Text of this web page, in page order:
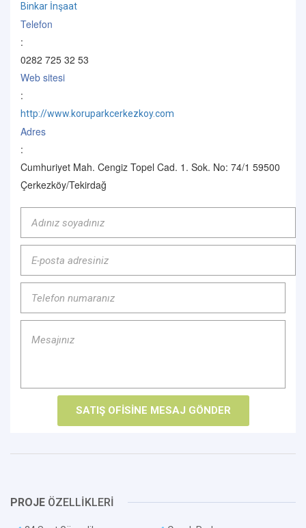
Binkar İnşaat
Telefon
:
0282 725 32 53
Web sitesi
:
http://www.koruparkcerkezkoy.com
Adres
:
Cumhuriyet Mah. Cengiz Topel Cad. 1. Sok. No: 74/1 59500
Çerkezköy/Tekirdağ
PROJE ÖZELLİKLERİ